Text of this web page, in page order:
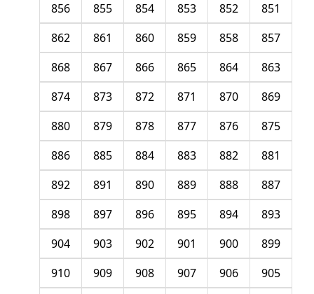
851
852
853
854
855
856
857
858
859
860
861
862
863
864
865
866
867
868
869
870
871
872
873
874
875
876
877
878
879
880
881
882
883
884
885
886
887
888
889
890
891
892
893
894
895
896
897
898
899
900
901
902
903
904
905
906
907
908
909
910